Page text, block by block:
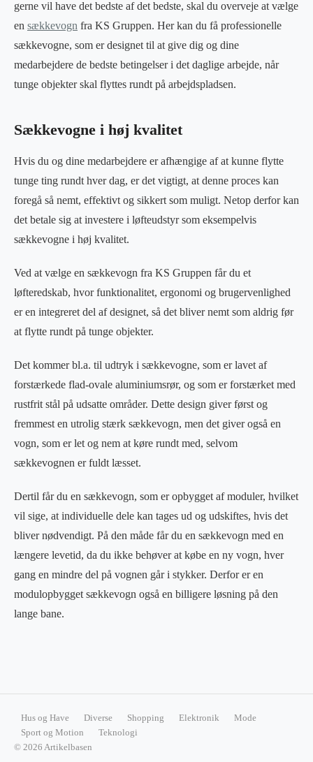
gerne vil have det bedste af det bedste, skal du overveje at vælge
en sækkevogn fra KS Gruppen. Her kan du få professionelle
sækkevogne, som er designet til at give dig og dine
medarbejdere de bedste betingelser i det daglige arbejde, når
tunge objekter skal flyttes rundt på arbejdspladsen.
Sækkevogne i høj kvalitet
Hvis du og dine medarbejdere er afhængige af at kunne flytte
tunge ting rundt hver dag, er det vigtigt, at denne proces kan
foregå så nemt, effektivt og sikkert som muligt. Netop derfor kan
det betale sig at investere i løfteudstyr som eksempelvis
sækkevogne i høj kvalitet.
Ved at vælge en sækkevogn fra KS Gruppen får du et
løfteredskab, hvor funktionalitet, ergonomi og brugervenlighed
er en integreret del af designet, så det bliver nemt som aldrig før
at flytte rundt på tunge objekter.
Det kommer bl.a. til udtryk i sækkevogne, som er lavet af
forstærkede flad-ovale aluminiumsrør, og som er forstærket med
rustfrit stål på udsatte områder. Dette design giver først og
fremmest en utrolig stærk sækkevogn, men det giver også en
vogn, som er let og nem at køre rundt med, selvom
sækkevognen er fuldt læsset.
Dertil får du en sækkevogn, som er opbygget af moduler, hvilket
vil sige, at individuelle dele kan tages ud og udskiftes, hvis det
bliver nødvendigt. På den måde får du en sækkevogn med en
længere levetid, da du ikke behøver at købe en ny vogn, hver
gang en mindre del på vognen går i stykker. Derfor er en
modulopbygget sækkevogn også en billigere løsning på den
lange bane.
Hus og Have Diverse Shopping Elektronik
Mode
Sport og Motion
Teknologi
© 2026 Artikelbasen